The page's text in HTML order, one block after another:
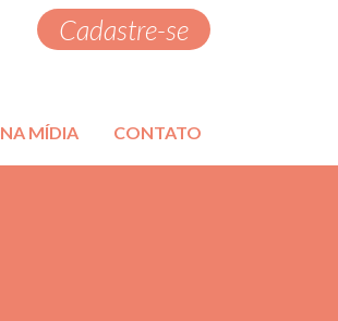
Cadastre-se
NA MÍDIA CONTATO